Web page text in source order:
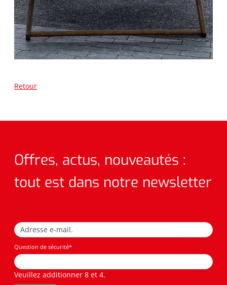
Retour
Offres, actus, nouveautés :
tout est dans notre newsletter
Question de sécurité*
Veuillez additionner 8 et 4.